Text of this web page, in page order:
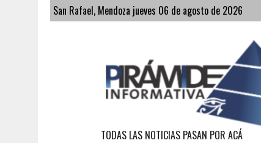
San Rafael, Mendoza jueves 06 de agosto de 2026
TODAS LAS NOTICIAS PASAN POR ACÁ